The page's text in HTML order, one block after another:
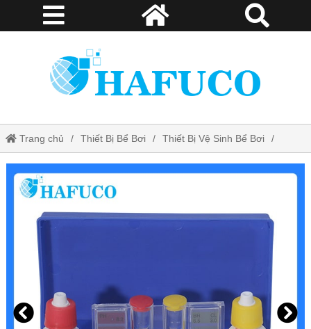
Trang chủ Thiết Bị Bể Bơi Thiết Bị Vệ Sinh Bể Bơi
Bộ Test Thử Nước Bể Bơi SPS